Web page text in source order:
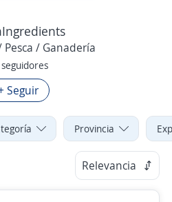
/ Ganadería
Seguir
Provincia
Relevancia